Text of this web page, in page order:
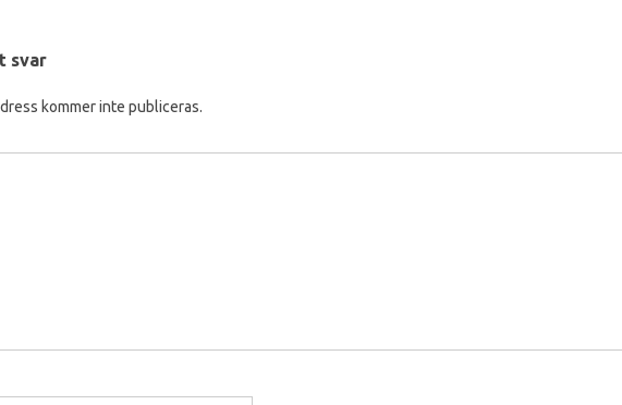
svar
kommer inte publiceras.